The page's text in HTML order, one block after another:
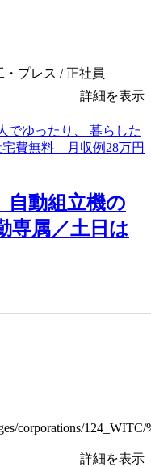
プレス / 正社員
詳細を表示
自動組立機の
専属／土日は
corporations/
詳細を表示